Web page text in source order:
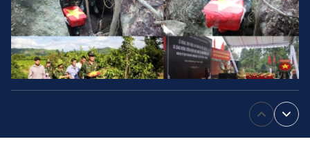
「500日間キャンペーン」忘れ得ぬ人々の名を呼び戻す、心からの
願い